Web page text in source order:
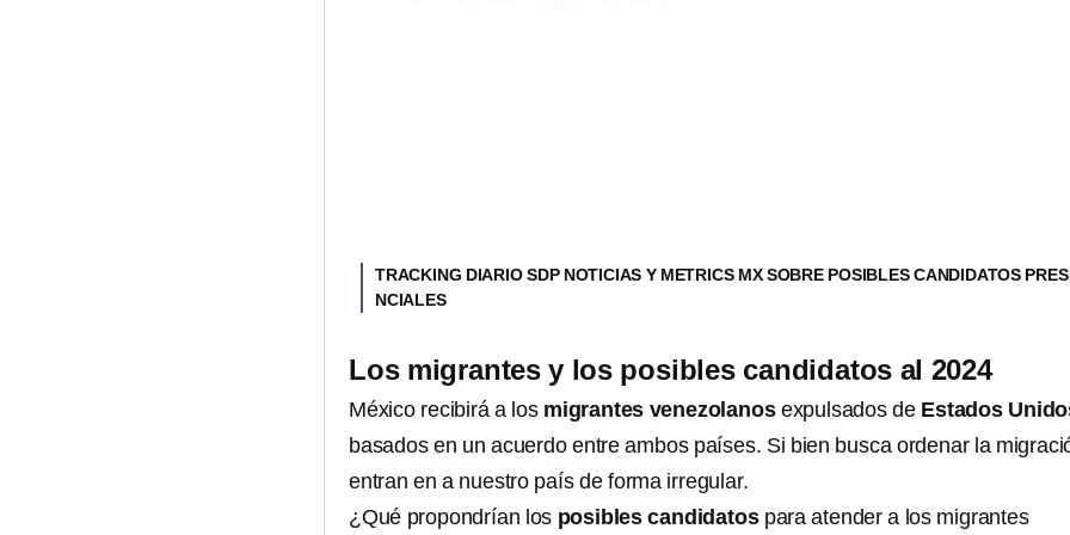
TRACKING DIARIO SDP NOTICIAS Y METRICS MX SOBRE POSIBLES CANDIDATOS
NCIALES
Los migrantes y los posibles candidatos al 2024
México recibirá a los migrantes venezolanosexpulsados de Estados
basados en un acuerdo entre ambos países. Si bien busca ordenar la
entran en a nuestro país de forma irregular.
¿Qué propondrían los posibles candidatospara atender a los migrantes